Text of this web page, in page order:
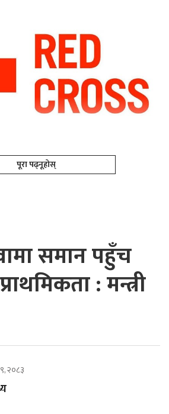
पूरा पढ्नूहोस्
समान पहुँच
: मन्त्री
२०८३